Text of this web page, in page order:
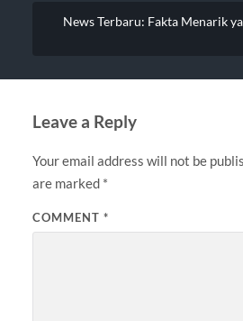
News Terbaru: Fakta Menarik
Leave a Reply
Your email address will not be
are marked *
COMMENT *